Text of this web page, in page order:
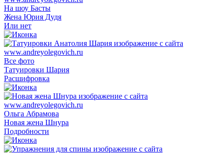
На шоу Басты
Жена Юрия Дудя
Или нет
Все фото
Татуировки Шария
Расшифровка
Ольга Абрамова
Новая жена Шнура
Подробности